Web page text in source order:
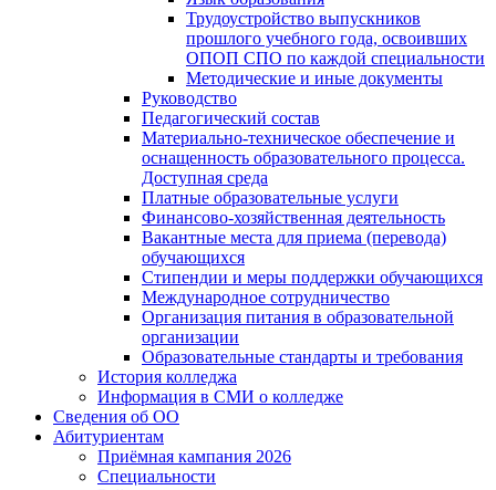
Трудоустройство выпускников
прошлого учебного года, освоивших
ОПОП СПО по каждой специальности
Методические и иные документы
Руководство
Педагогический состав
Материально-техническое обеспечение и
оснащенность образовательного процесса.
Доступная среда
Платные образовательные услуги
Финансово-хозяйственная деятельность
Вакантные места для приема (перевода)
обучающихся
Стипендии и меры поддержки обучающихся
Международное сотрудничество
Организация питания в образовательной
организации
Образовательные стандарты и требования
История колледжа
Информация в СМИ о колледже
Сведения об ОО
Абитуриентам
Приёмная кампания 2026
Специальности